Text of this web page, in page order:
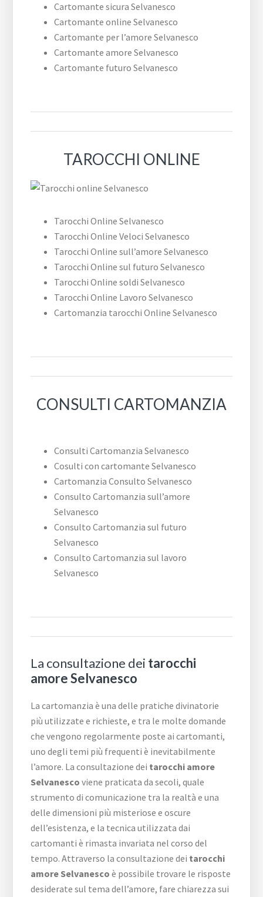
Cartomante sicura Selvanesco
Cartomante online Selvanesco
Cartomante per l’amore Selvanesco
Cartomante amore Selvanesco
Cartomante futuro Selvanesco
TAROCCHI ONLINE
Tarocchi Online Selvanesco
Tarocchi Online Veloci Selvanesco
Tarocchi Online sull’amore Selvanesco
Tarocchi Online sul futuro Selvanesco
Tarocchi Online soldi Selvanesco
Tarocchi Online Lavoro Selvanesco
Cartomanzia tarocchi Online Selvanesco
CONSULTI CARTOMANZIA
Consulti Cartomanzia Selvanesco
Cosulti con cartomante Selvanesco
Cartomanzia Consulto Selvanesco
Consulto Cartomanzia sull’amore
Selvanesco
Consulto Cartomanzia sul futuro
Selvanesco
Consulto Cartomanzia sul lavoro
Selvanesco
La consultazione dei tarocchi
amore Selvanesco
La cartomanzia è una delle pratiche divinatorie
più utilizzate e richieste, e tra le molte domande
che vengono regolarmente poste ai cartomanti,
uno degli temi più frequenti è inevitabilmente
l’amore. La consultazione dei tarocchi amore
Selvanesco viene praticata da secoli, quale
strumento di comunicazione tra la realtà e una
delle dimensioni più misteriose e oscure
dell’esistenza, e la tecnica utilizzata dai
cartomanti è rimasta invariata nel corso del
tempo. Attraverso la consultazione dei tarocchi
amore Selvanesco è possibile trovare le risposte
desiderate sul tema dell’amore, fare chiarezza sui